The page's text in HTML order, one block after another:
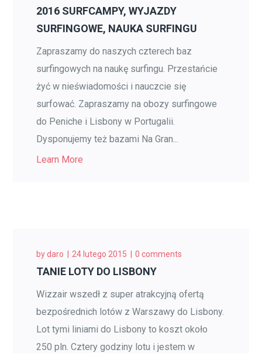
2016 SURFCAMPY, WYJAZDY
SURFINGOWE, NAUKA SURFINGU
Zapraszamy do naszych czterech baz
surfingowych na naukę surfingu. Przestańcie
żyć w nieświadomości i nauczcie się
surfować. Zapraszamy na obozy surfingowe
do Peniche i Lisbony w Portugalii.
Dysponujemy też bazami Na Gran...
Learn More
bydaro 24 lutego 2015 0 comments
TANIE LOTY DO LISBONY
Wizzair wszedł z super atrakcyjną ofertą
bezpośrednich lotów z Warszawy do Lisbony.
Lot tymi liniami do Lisbony to koszt około
250 pln. Cztery godziny lotu i jestem w